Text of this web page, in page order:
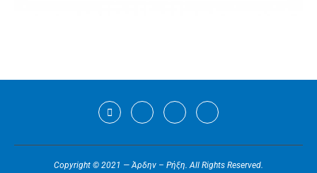
Copyright © 2021 — Άρδην – Ρήξη. All Rights Reserved.